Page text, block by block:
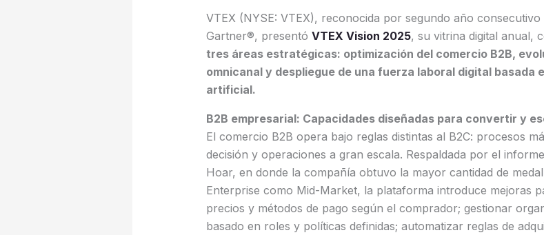
VTEX (NYSE: VTEX), reconocida por segundo año consecutivo
Gartner®, presentó VTEX Vision 2025, su vitrina digital anual,
tres áreas estratégicas: optimización del comercio B2B,
omnicanal y despliegue de una fuerza laboral digital basada
artificial.
B2B empresarial: Capacidades diseñadas para convertir y
El comercio B2B opera bajo reglas distintas al B2C: procesos
decisión y operaciones a gran escala. Respaldada por el informe
Hoar, en donde la compañía obtuvo la mayor cantidad de
Enterprise como Mid-Market, la plataforma introduce mejoras
precios y métodos de pago según el comprador; gestionar
basado en roles y políticas definidas; automatizar reglas de